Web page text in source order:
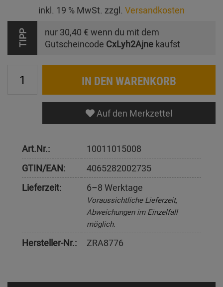
inkl. 19 % MwSt. zzgl. Versandkosten
TIPP nur 30,40 € wenn du mit dem
Gutscheincode CxLyh2Ajne kaufst
IN DEN WARENKORB
Auf den Merkzettel
Art.Nr.:
10011015008
GTIN/EAN:
4065282002735
Lieferzeit:
6–8 Werktage
Voraussichtliche Lieferzeit,
Abweichungen im Einzelfall
möglich.
Hersteller-Nr.: ZRA8776